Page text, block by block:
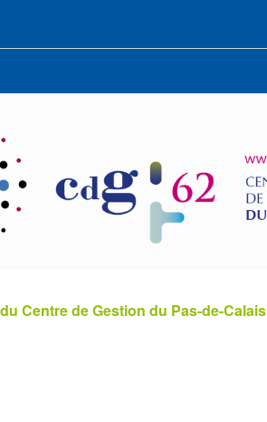
Centre de Gestion du Pas-de-Calais